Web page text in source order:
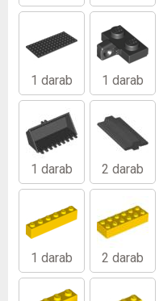
1 darab 1 darab
1 darab 2 darab
1 darab 2 darab